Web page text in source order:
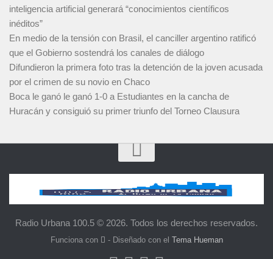
inteligencia artificial generará “conocimientos científicos
inéditos”
En medio de la tensión con Brasil, el canciller argentino ratificó
que el Gobierno sostendrá los canales de diálogo
Difundieron la primera foto tras la detención de la joven acusada
por el crimen de su novio en Chaco
Boca le ganó le ganó 1-0 a Estudiantes en la cancha de
Huracán y consiguió su primer triunfo del Torneo Clausura
Radio Urbana 100.5 © 2026. Todos los derechos reservados.
Funciona con - Diseñado con el Tema Hueman